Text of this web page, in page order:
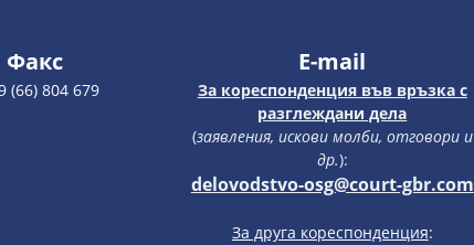
Факс
(66) 804 679
E-mail
За кореспонденция във връзка с
разглеждани дела
(заявления, искови молби, отговори и
др.):
delovodstvo-osg@court-gbr.com
За друга кореспонденция: